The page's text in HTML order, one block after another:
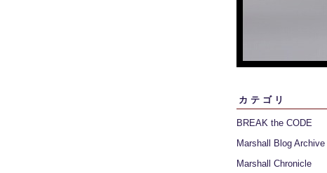
カテゴリ
BREAK the CODE
Marshall Blog Archive
Marshall Chronicle